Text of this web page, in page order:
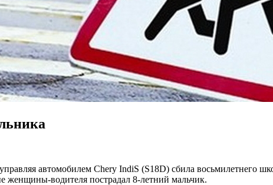
автомобилем Сhery IndiS (S18D) сбила восьмилетнего
женщины-водителя пострадал 8-летний мальчик.